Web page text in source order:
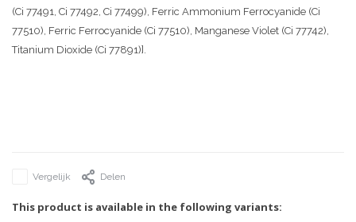
(Ci 77491, Ci 77492, Ci 77499), Ferric Ammonium Ferrocyanide (Ci
77510), Ferric Ferrocyanide (Ci 77510), Manganese Violet (Ci 77742),
Titanium Dioxide (Ci 77891)].
Vergelijk Delen
This product is available in the following variants: